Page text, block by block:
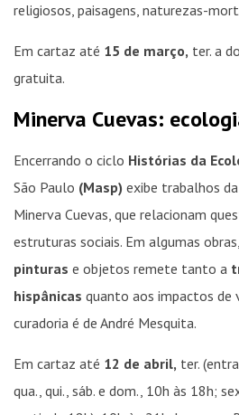
religiosos, paisagens, naturezas-
Em cartaz até 15 de março, ter. a
gratuita.
Minerva Cuevas:
Encerrando o ciclo Histórias da
São Paulo (Masp) exibe trabalhos
Minerva Cuevas, que relacionam
estruturas sociais. Em algumas
pinturas e objetos remete tanto a
hispânicas quanto aos impactos de
curadoria é de André Mesquita.
Em cartaz até 12 de abril, ter.
qua., qui., sáb. e dom., 10h às 18h;